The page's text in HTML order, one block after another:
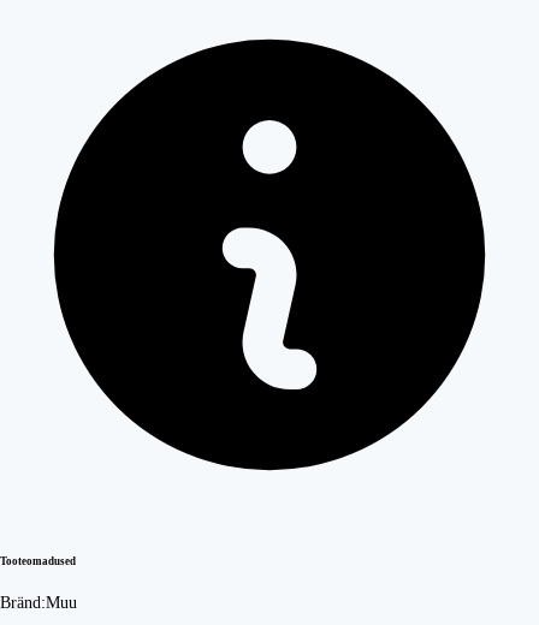
Tooteomadused
Bränd:Muu